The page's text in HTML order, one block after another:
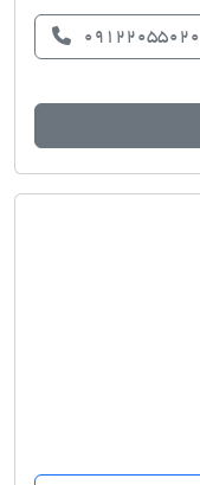
09122055020